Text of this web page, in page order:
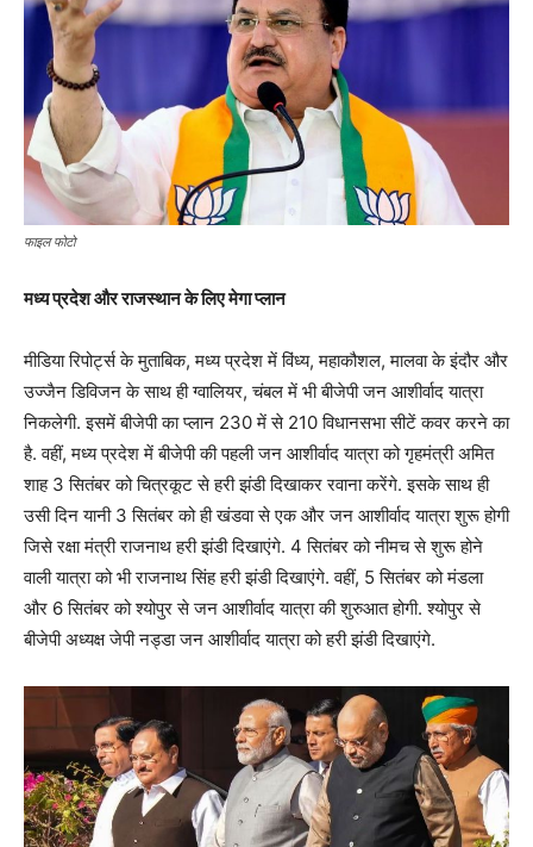
फाइल फोटो
मध्य प्रदेश और राजस्थान के लिए मेगा प्लान
मीडिया रिपोर्ट्स के मुताबिक, मध्य प्रदेश में विंध्य, महाकौशल, मालवा के इंदौर और
उज्जैन डिविजन के साथ ही ग्वालियर, चंबल में भी बीजेपी जन आशीर्वाद यात्रा
निकलेगी. इसमें बीजेपी का प्लान 230 में से 210 विधानसभा सीटें कवर करने का
है. वहीं, मध्य प्रदेश में बीजेपी की पहली जन आशीर्वाद यात्रा को गृहमंत्री अमित
शाह 3 सितंबर को चित्रकूट से हरी झंडी दिखाकर रवाना करेंगे. इसके साथ ही
उसी दिन यानी 3 सितंबर को ही खंडवा से एक और जन आशीर्वाद यात्रा शुरू होगी
जिसे रक्षा मंत्री राजनाथ हरी झंडी दिखाएंगे. 4 सितंबर को नीमच से शुरू होने
वाली यात्रा को भी राजनाथ सिंह हरी झंडी दिखाएंगे. वहीं, 5 सितंबर को मंडला
और 6 सितंबर को श्योपुर से जन आशीर्वाद यात्रा की शुरुआत होगी. श्योपुर से
बीजेपी अध्यक्ष जेपी नड्डा जन आशीर्वाद यात्रा को हरी झंडी दिखाएंगे.